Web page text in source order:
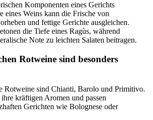
Komponenten eines Gerichts
eines Weins kann die Frische von
und fettige Gerichte ausgleichen.
die Tiefe eines Ragùs, während
Note zu leichten Salaten beitragen.
Rotweine sind besonders
Rotweine sind Chianti, Barolo und Primitivo.
kräftigen Aromen und passen
Gerichten wie Bolognese oder